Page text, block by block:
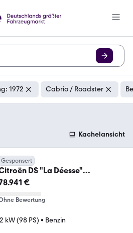
1972 Cabrio / Roadster
Kachelansicht
Gesponsert
DS "La Déesse"
Nachbau**
€
Bewertung
kW (98 PS) • Benzin